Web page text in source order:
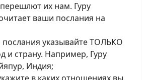
их нам. Гуру
ваши послания на
послания указывайте ТОЛЬКО
и страну. Например, Гуру
Индия;